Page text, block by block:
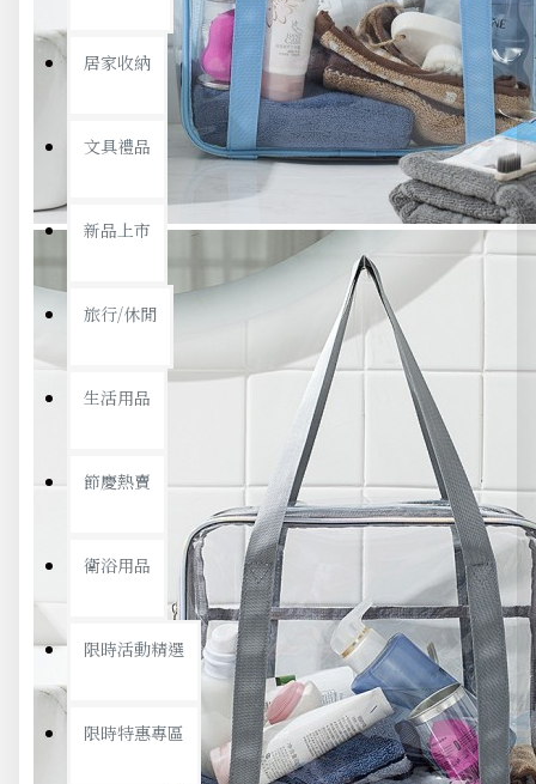
居家收納
文具禮品
新品上市
旅行/休閒
生活用品
節慶熱賣
衛浴用品
限時活動精選
限時特惠專區